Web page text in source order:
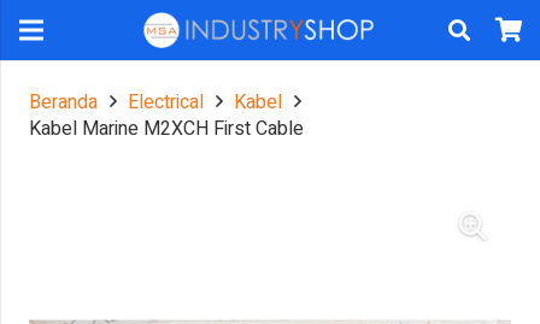
Beranda Electrical
Kabel
Kabel Marine M2XCH First Cable